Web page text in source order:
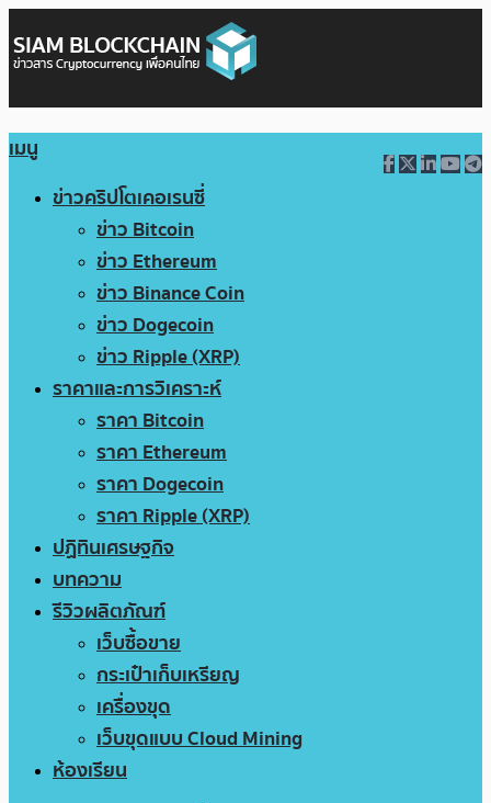
เมนู
ข่าวคริปโตเคอเรนซี่
ข่าว Bitcoin
ข่าว Ethereum
ข่าว Binance Coin
ข่าว Dogecoin
ข่าว Ripple (XRP)
ราคาและการวิเคราะห์
ราคา Bitcoin
ราคา Ethereum
ราคา Dogecoin
ราคา Ripple (XRP)
ปฏิทินเศรษฐกิจ
บทความ
รีวิวผลิตภัณฑ์
เว็บซื้อขาย
กระเป๋าเก็บเหรียญ
เครื่องขุด
เว็บขุดแบบ Cloud Mining
ห้องเรียน